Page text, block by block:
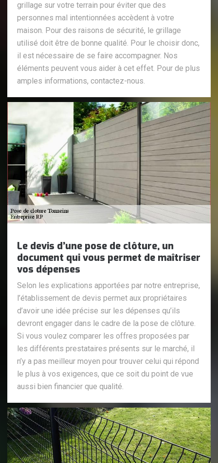
grillage sur votre terrain pour éviter que des
personnes mal intentionnées accèdent à votre
maison. Pour des raisons de sécurité, le grillage
utilisé doit être de bonne qualité. Pour le choisir donc,
il est nécessaire de se faire accompagner. Nos
éléments peuvent vous aider à cet effet. Pour de plus
amples informations, contactez-nous.
Le devis d’une pose de clôture, un
document qui vous permet de maîtriser
vos dépenses
Selon les explications apportées par notre entreprise,
l’établissement de devis permet aux propriétaires
d’avoir une idée précise sur les dépenses qu’ils
devront engager dans le cadre de la pose de clôture.
Si vous voulez comparer les offres proposées par
les différents prestataires présents sur le marché, il
n’y a pas meilleur moyen pour trouver celui qui répond
le plus à vos exigences, que ce soit du point de vue
aussi bien financier que qualité.